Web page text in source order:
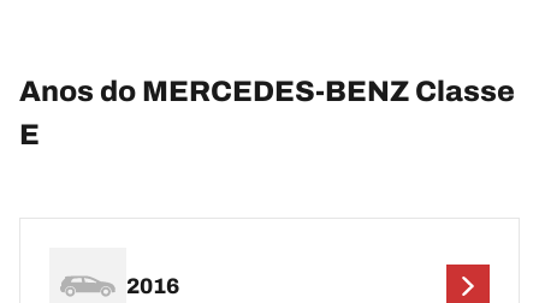
Anos do MERCEDES-BENZ Classe
E
2016